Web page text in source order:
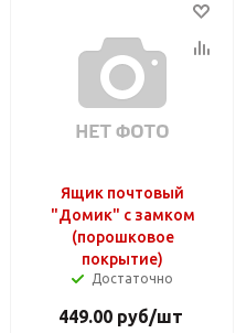
Ящик почтовый
"Домик" с замком
(порошковое
покрытие)
Достаточно
449.00руб/шт